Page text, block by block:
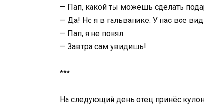
— Пап, какой ты можешь сделать
— Да! Но я в гальванике. У нас все
— Пап, я не понял.
— Завтра сам увидишь!
***
На следующий день отец принёс